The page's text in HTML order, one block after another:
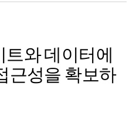
와 데이터에
근성을 확보하